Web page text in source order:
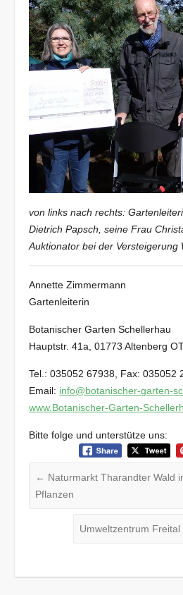
von links nach rechts:
Dietrich Papsch, seine Frau
Auktionator bei der Versteigerung
Annette Zimmermann
Gartenleiterin
Botanischer Garten Schellerhau
Hauptstr. 41a, 01773 Altenberg
Tel.: 035052 67938, Fax: 035052
Email: info@botanischer-garten-
www.Botanischer-Garten-
Bitte folge und unterstütze uns:
← Naturmarkt Tharandter Wald
Pflanzen
Umweltzentrum Freital